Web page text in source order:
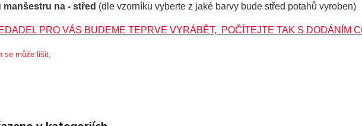
manšestru na - střed (dle vzorníku vyberte z jaké barvy bude střed potahů vyroben)
PRO VÁS BUDEME TEPRVE VYRÁBĚT, POČÍTEJTE TAK S DODÁNÍM
se může lišit,